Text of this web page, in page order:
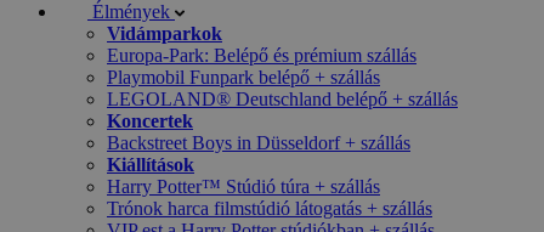
Élmények
Vidámparkok
Europa-Park: Belépő és prémium szállás
Playmobil Funpark belépő + szállás
LEGOLAND® Deutschland belépő + szállás
Koncertek
Backstreet Boys in Düsseldorf + szállás
Kiállítások
Harry Potter™ Stúdió túra + szállás
Trónok harca filmstúdió látogatás + szállás